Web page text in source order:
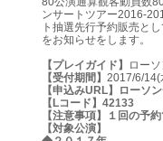
ンサートツアー2016-
ト抽選先行予約販売と
をお知らせをします。
【プレイガイド】
ロー
【受付期間】 2017/6/14(
【申込みURL】
ローソ
【Lコード】 42133
【注意事項】
１回の予
【対象公演】